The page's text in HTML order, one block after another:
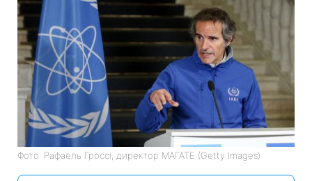
Фото: Рафаель Гроссі, директор МАГАТЕ (Getty Images)